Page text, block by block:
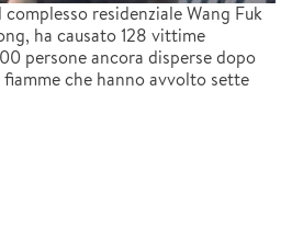
residenziale Wang Fuk
ha causato 128 vittime
persone ancora disperse dopo
che hanno avvolto sette